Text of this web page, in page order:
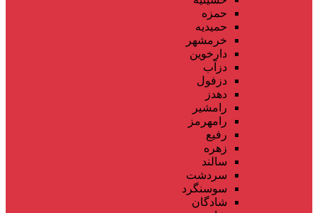
حمزه
حمیدیه
خرمشهر
دارخوین
دزآب
دزفول
دهدز
رامشیر
رامهرمز
رفیع
زهره
سالند
سردشت
سوسنگرد
شادگان